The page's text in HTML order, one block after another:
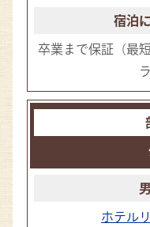
卒業まで保証 （最
ホテル